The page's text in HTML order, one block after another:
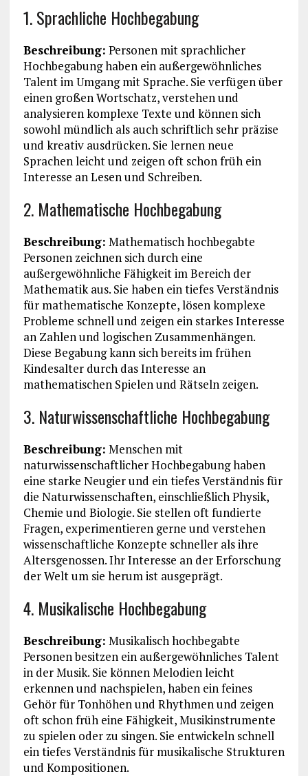
1. Sprachliche Hochbegabung
Beschreibung: Personen mit sprachlicher
Hochbegabung haben ein außergewöhnliches
Talent im Umgang mit Sprache. Sie verfügen über
einen großen Wortschatz, verstehen und
analysieren komplexe Texte und können sich
sowohl mündlich als auch schriftlich sehr präzise
und kreativ ausdrücken. Sie lernen neue
Sprachen leicht und zeigen oft schon früh ein
Interesse an Lesen und Schreiben.
2. Mathematische Hochbegabung
Beschreibung: Mathematisch hochbegabte
Personen zeichnen sich durch eine
außergewöhnliche Fähigkeit im Bereich der
Mathematik aus. Sie haben ein tiefes Verständnis
für mathematische Konzepte, lösen komplexe
Probleme schnell und zeigen ein starkes Interesse
an Zahlen und logischen Zusammenhängen.
Diese Begabung kann sich bereits im frühen
Kindesalter durch das Interesse an
mathematischen Spielen und Rätseln zeigen.
3. Naturwissenschaftliche Hochbegabung
Beschreibung: Menschen mit
naturwissenschaftlicher Hochbegabung haben
eine starke Neugier und ein tiefes Verständnis für
die Naturwissenschaften, einschließlich Physik,
Chemie und Biologie. Sie stellen oft fundierte
Fragen, experimentieren gerne und verstehen
wissenschaftliche Konzepte schneller als ihre
Altersgenossen. Ihr Interesse an der Erforschung
der Welt um sie herum ist ausgeprägt.
4. Musikalische Hochbegabung
Beschreibung: Musikalisch hochbegabte
Personen besitzen ein außergewöhnliches Talent
in der Musik. Sie können Melodien leicht
erkennen und nachspielen, haben ein feines
Gehör für Tonhöhen und Rhythmen und zeigen
oft schon früh eine Fähigkeit, Musikinstrumente
zu spielen oder zu singen. Sie entwickeln schnell
ein tiefes Verständnis für musikalische Strukturen
und Kompositionen.